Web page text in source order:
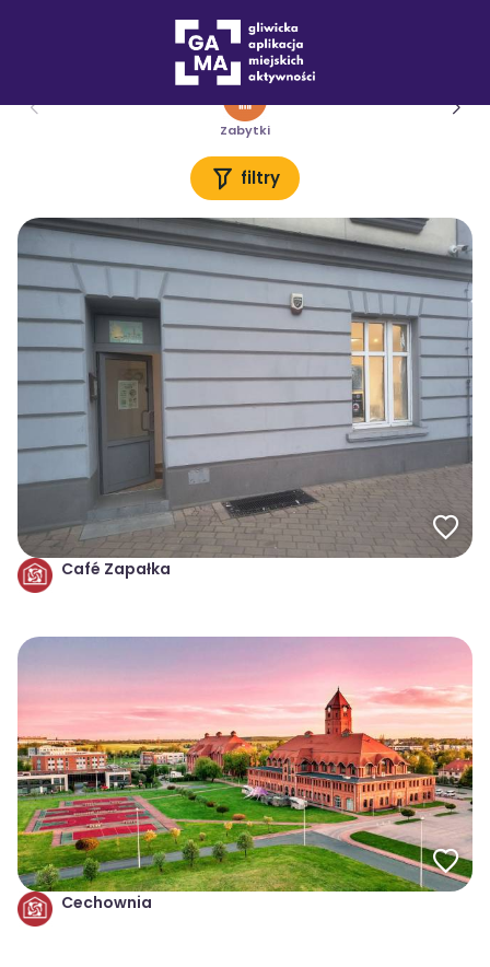
Lokal z kulturą
Zabytki
filtry
Café Zapałka
Cechownia